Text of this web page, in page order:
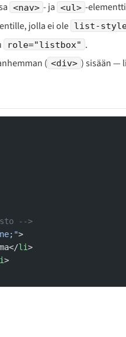
<nav> - ja <ul> -
jolla ei ole list-
role="listbox" .
( <div> ) sisään —
-->
>
li>
>